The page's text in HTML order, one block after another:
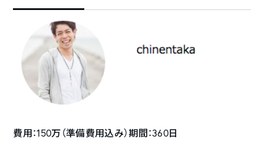
費用：150万（準備費用込み）期間：360日